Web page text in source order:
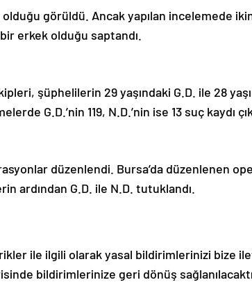
olduğu görüldü. Ancak yapılan incelemede
erkek olduğu saptandı.
şüphelilerin 29 yaşındaki G.D. ile 28
G.D.’nin 119, N.D.’nin ise 13 suç kaydı
düzenlendi. Bursa’da düzenlenen
ardından G.D. ile N.D. tutuklandı.
ile ilgili olarak yasal bildirimlerinizi bize
bildirimlerinize geri dönüş